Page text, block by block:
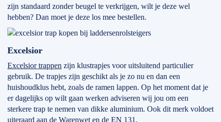
zijn standaard zonder beugel te verkrijgen, wilt je deze wel
hebben? Dan moet je deze los mee bestellen.
Excelsior
Excelsior trappen zijn klustrapjes voor uitsluitend particulier
gebruik. De trapjes zijn geschikt als je zo nu en dan een
huishoudklus hebt, zoals de ramen lappen. Op het moment dat je
er dagelijks op wilt gaan werken adviseren wij jou om een
sterkere trap te nemen van dikke aluminium. Ook dit merk voldoet
uiteraard aan de Warenwet en de EN 131.